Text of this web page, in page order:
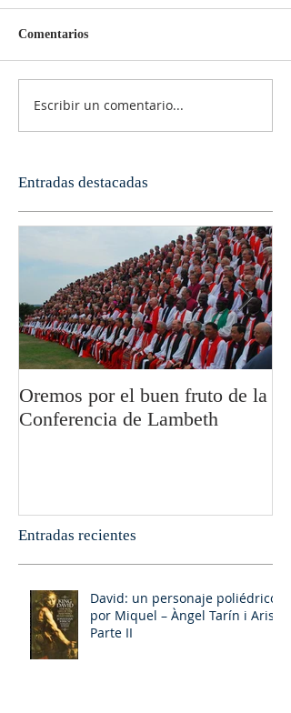
Comentarios
Escribir un comentario...
Entradas destacadas
Oremos por el buen fruto de la
Conferencia de Lambeth
Entradas recientes
David: un personaje poliédrico,
por Miquel – Àngel Tarín i Arisó
Parte II